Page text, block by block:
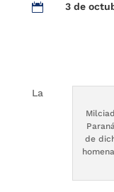
 3 de
de
La